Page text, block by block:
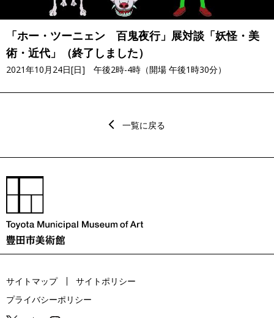
「ホー・ツーニェン 百鬼夜行」展対談「妖怪・美
術・近代」（終了しました）
2021年10月24日[日] 午後2時-4時（開場 午後1時30分）
一覧に戻る
サイトマップ
サイトポリシー
プライバシーポリシー